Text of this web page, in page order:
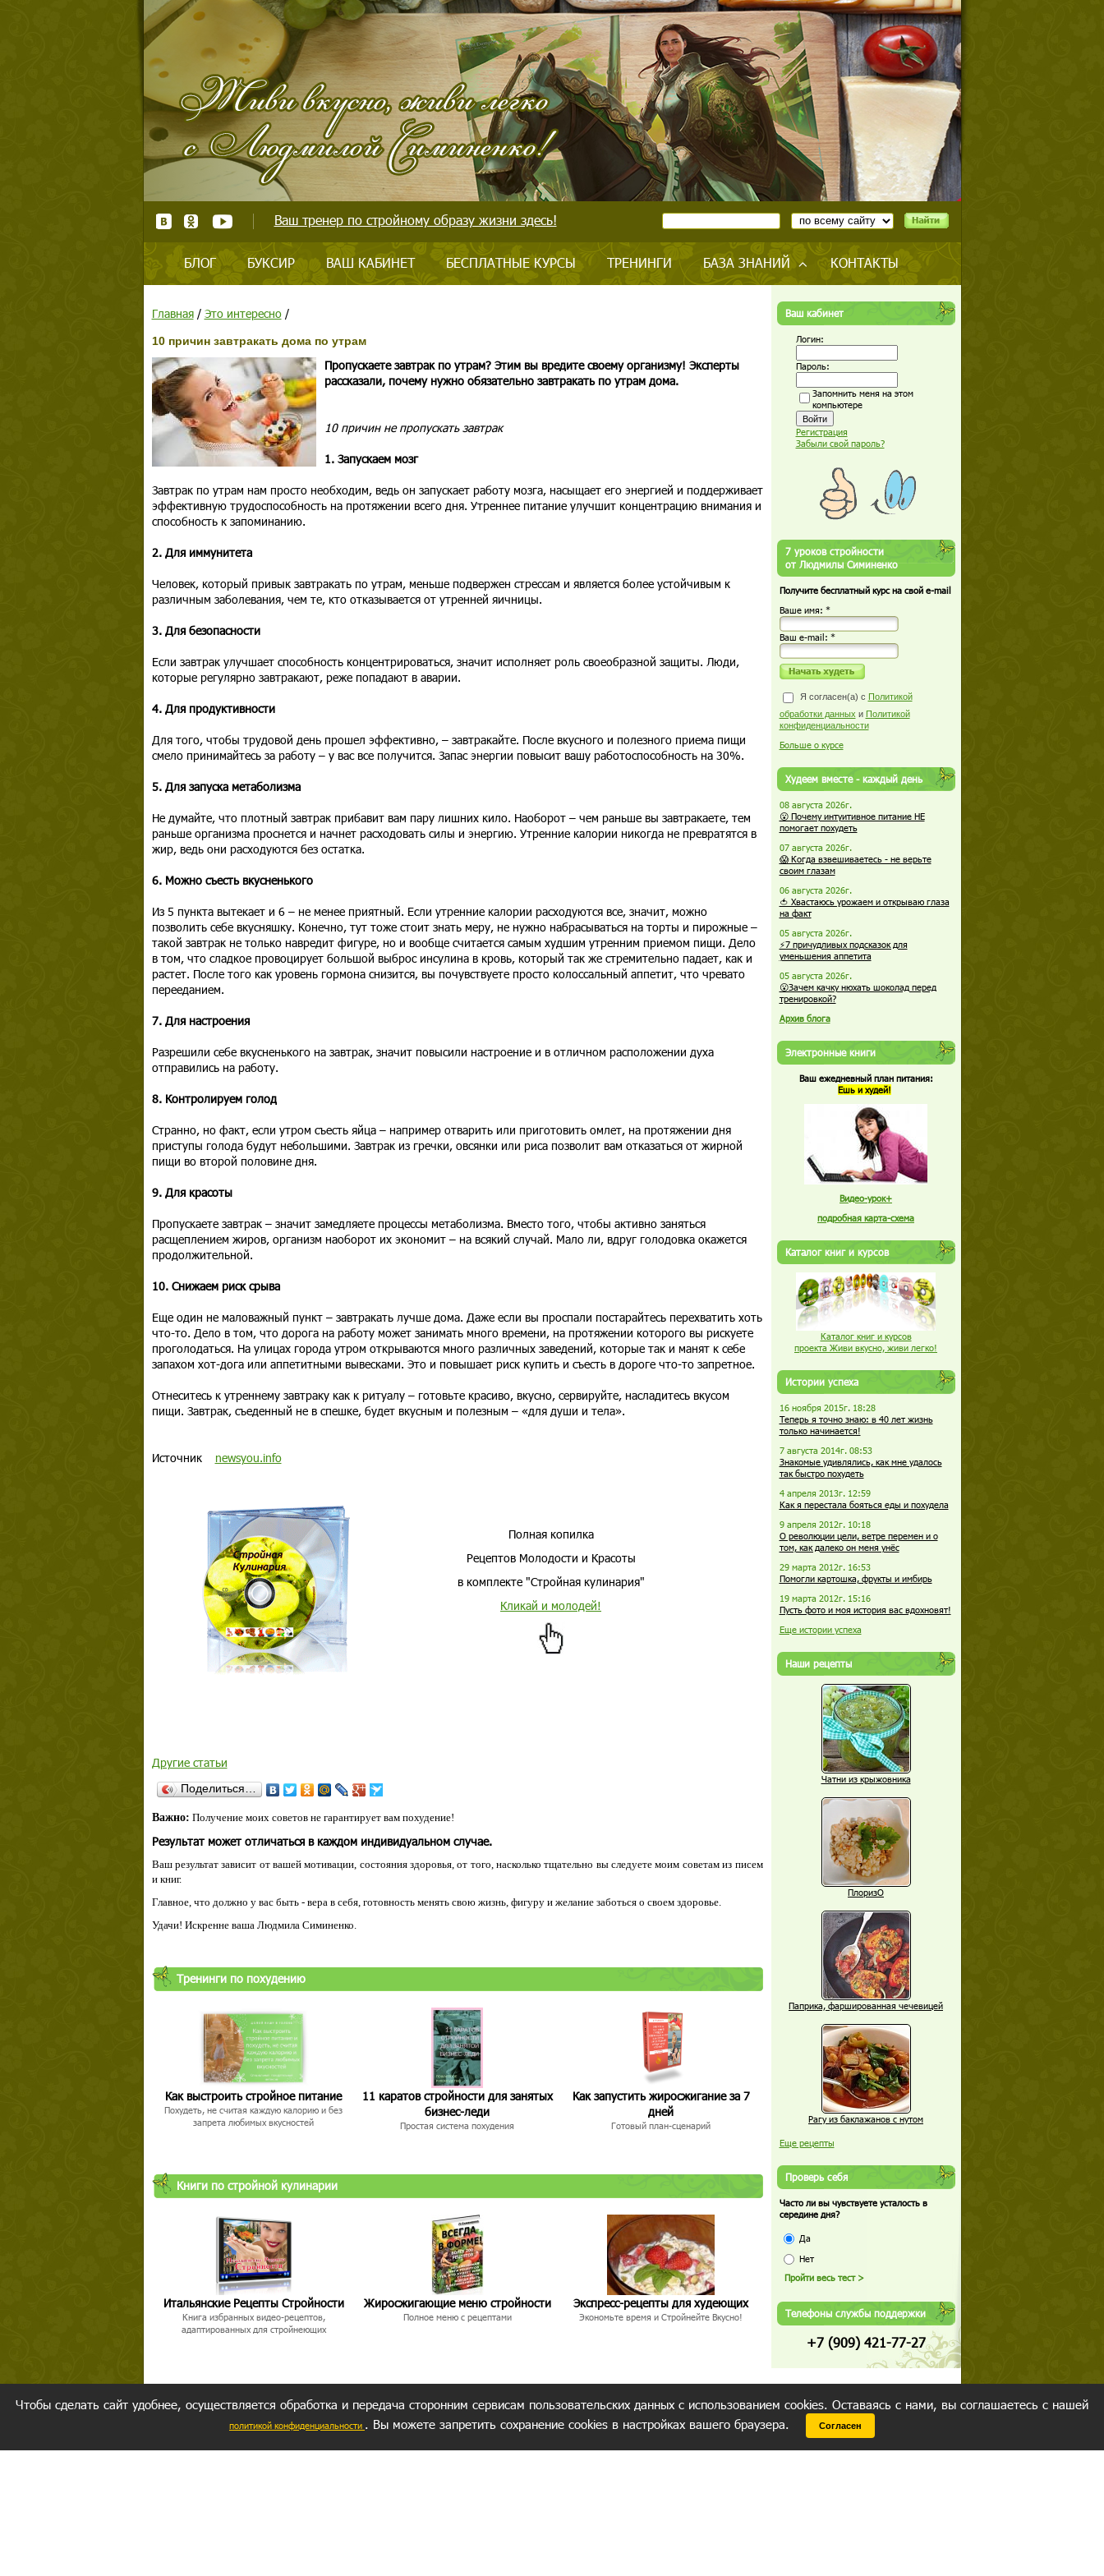
Ваш тренер по стройному образу жизни здесь!
БЛОГ БУКСИР ВАШ КАБИНЕТ БЕСПЛАТНЫЕ КУРСЫ ТРЕНИНГИ БАЗА ЗНАНИЙ КОНТАКТЫ
Главная/ Это интересно/
10 причин завтракать дома по утрам
Пропускаете завтрак по утрам? Этим вы вредите своему организму! Эксперты
рассказали, почему нужно обязательно завтракать по утрам дома.
10 причин не пропускать завтрак
1. Запускаем мозг
Завтрак по утрам нам просто необходим, ведь он запускает работу мозга, насыщает его энергией и поддерживает
эффективную трудоспособность на протяжении всего дня. Утреннее питание улучшит концентрацию внимания и
способность к запоминанию.
2. Для иммунитета
Человек, который привык завтракать по утрам, меньше подвержен стрессам и является более устойчивым к
различным заболевания, чем те, кто отказывается от утренней яичницы.
3. Для безопасности
Если завтрак улучшает способность концентрироваться, значит исполняет роль своеобразной защиты. Люди,
которые регулярно завтракают, реже попадают в аварии.
4. Для продуктивности
Для того, чтобы трудовой день прошел эффективно, – завтракайте. После вкусного и полезного приема пищи
смело принимайтесь за работу – у вас все получится. Запас энергии повысит вашу работоспособность на 30%.
5. Для запуска метаболизма
Не думайте, что плотный завтрак прибавит вам пару лишних кило. Наоборот – чем раньше вы завтракаете, тем
раньше организма проснется и начнет расходовать силы и энергию. Утренние калории никогда не превратятся в
жир, ведь они расходуются без остатка.
6. Можно съесть вкусненького
Из 5 пункта вытекает и 6 – не менее приятный. Если утренние калории расходуются все, значит, можно
позволить себе вкусняшку. Конечно, тут тоже стоит знать меру, не нужно набрасываться на торты и пирожные –
такой завтрак не только навредит фигуре, но и вообще считается самым худшим утренним приемом пищи. Дело
в том, что сладкое провоцирует большой выброс инсулина в кровь, который так же стремительно падает, как и
растет. После того как уровень гормона снизится, вы почувствуете просто колоссальный аппетит, что чревато
перееданием.
7. Для настроения
Разрешили себе вкусненького на завтрак, значит повысили настроение и в отличном расположении духа
отправились на работу.
8. Контролируем голод
Странно, но факт, если утром съесть яйца – например отварить или приготовить омлет, на протяжении дня
приступы голода будут небольшими. Завтрак из гречки, овсянки или риса позволит вам отказаться от жирной
пищи во второй половине дня.
9. Для красоты
Пропускаете завтрак – значит замедляете процессы метаболизма. Вместо того, чтобы активно заняться
расщеплением жиров, организм наоборот их экономит – на всякий случай. Мало ли, вдруг голодовка окажется
продолжительной.
10. Снижаем риск срыва
Еще один не маловажный пункт – завтракать лучше дома. Даже если вы проспали постарайтесь перехватить хоть
что-то. Дело в том, что дорога на работу может занимать много времени, на протяжении которого вы рискуете
проголодаться. На улицах города утром открываются много различных заведений, которые так и манят к себе
запахом хот-дога или аппетитными вывесками. Это и повышает риск купить и съесть в дороге что-то запретное.
Отнеситесь к утреннему завтраку как к ритуалу – готовьте красиво, вкусно, сервируйте, насладитесь вкусом
пищи. Завтрак, съеденный не в спешке, будет вкусным и полезным – «для души и тела».
Источник newsyou.info
Полная копилка
Рецептов Молодости и Красоты
в комплекте "Стройная кулинария"
Кликай и молодей!
Другие статьи
Поделиться…
Важно: Получение моих советов не гарантирует вам похудение!
Результат может отличаться в каждом индивидуальном случае.
Ваш результат зависит от вашей мотивации, состояния здоровья, от того, насколько тщательно вы следуете моим советам из писем
и книг.
Главное, что должно у вас быть - вера в себя, готовность менять свою жизнь, фигуру и желание заботься о своем здоровье.
Удачи! Искренне ваша Людмила Симиненко.
Тренинги по похудению
Как выстроить стройное питание
Похудеть, не считая каждую калорию и без
запрета любимых вкусностей
11 каратов стройности для занятых
бизнес-леди
Простая система похудения
Как запустить жиросжигание за 7
дней
Готовый план-сценарий
Книги по стройной кулинарии
Итальянские Рецепты Стройности
Книга избранных видео-рецептов,
адаптированных для стройнеющих
Жиросжигающие меню стройности
Полное меню с рецептами
Экспресс-рецепты для худеющих
Экономьте время и Стройнейте Вкусно!
Ваш кабинет
Логин:
Пароль:
Запомнить меня на этом
компьютере
Регистрация
Забыли свой пароль?
7 уроков стройности
от Людмилы Симиненко
Получите бесплатный курс на свой e-mail
Ваше имя: *
Ваш е-mail: *
Я согласен(а) с Политикой
обработки данных и Политикой
конфиденциальности
Больше о курсе
Худеем вместе - каждый день
08 августа 2026г.
😮 Почему интуитивное питание НЕ
помогает похудеть
07 августа 2026г.
😱 Когда взвешиваетесь - не верьте
своим глазам
06 августа 2026г.
🍅 Хвастаюсь урожаем и открываю глаза
на факт
05 августа 2026г.
⚡7 причудливых подсказок для
уменьшения аппетита
05 августа 2026г.
😮Зачем качку нюхать шоколад перед
тренировкой?
Архив блога
Электронные книги
Ваш ежедневный план питания:
Ешь и худей!
Видео-урок+
подробная карта-схема
Каталог книг и курсов
Каталог книг и курсов
проекта Живи вкусно, живи легко!
Истории успеха
16 ноября 2015г. 18:28
Теперь я точно знаю: в 40 лет жизнь
только начинается!
7 августа 2014г. 08:53
Знакомые удивлялись, как мне удалось
так быстро похудеть
4 апреля 2013г. 12:59
Как я перестала бояться еды и похудела
9 апреля 2012г. 10:18
О революции цели, ветре перемен и о
том, как далеко он меня унёс
29 марта 2012г. 16:53
Помогли картошка, фрукты и имбирь
19 марта 2012г. 15:16
Пусть фото и моя история вас вдохновят!
Еще истории успеха
Наши рецепты
Чатни из крыжовника
ПлоризО
Паприка, фаршированная чечевицей
Рагу из баклажанов с нутом
Еще рецепты
Проверь себя
Часто ли вы чувствуете усталость в
середине дня?
Да
Нет
Телефоны службы поддержки
+7 (909) 421-77-27
Чтобы сделать сайт удобнее, осуществляется обработка и передача сторонним сервисам пользовательских данных с использованием cookies. Оставаясь с нами, вы соглашаетесь с нашей
политикой конфиденциальности . Вы можете запретить сохранение cookies в настройках вашего браузера. Согласен